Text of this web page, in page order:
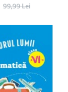
99,99 Lei